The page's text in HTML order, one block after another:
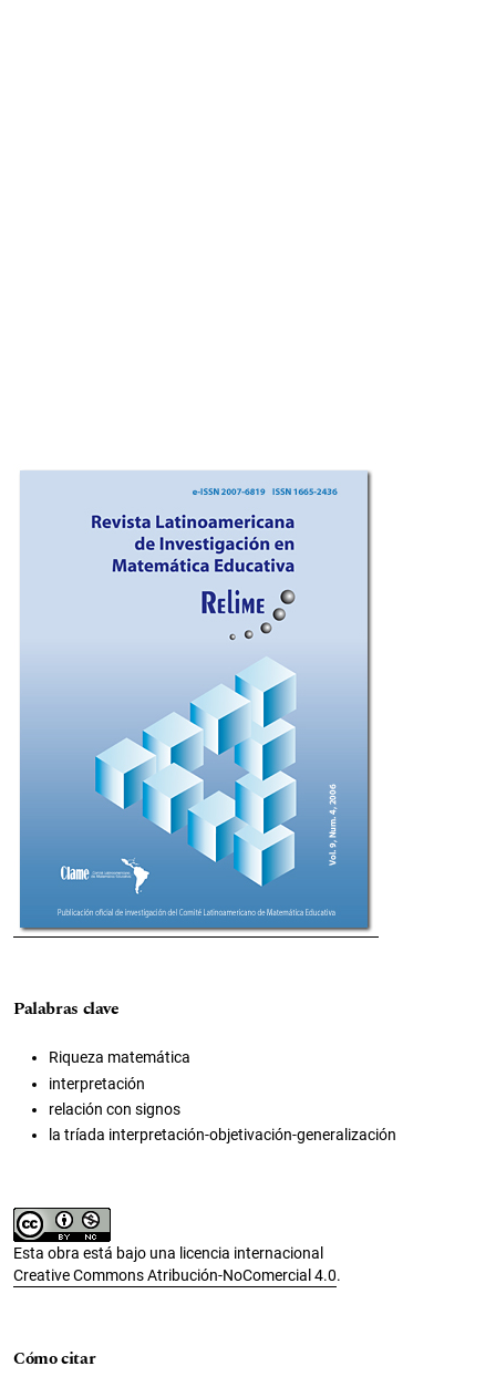
Imagen de portada
Palabras clave
Riqueza matemática
interpretación
relación con signos
la tríada interpretación-objetivación-generalización
Esta obra está bajo una licencia internacional
Creative Commons Atribución-NoComercial 4.0.
Cómo citar